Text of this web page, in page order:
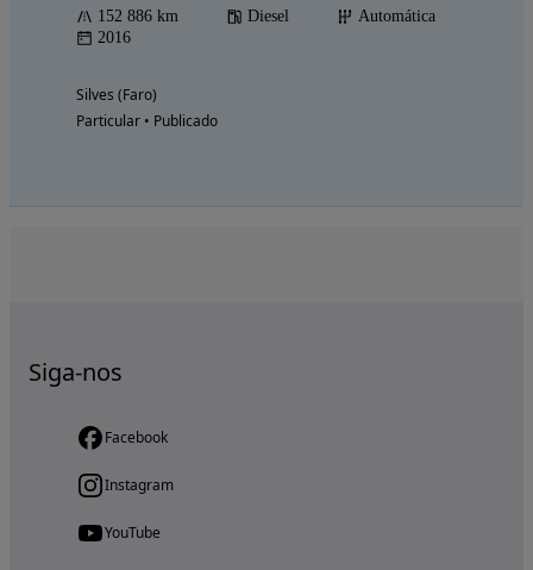
152 886 km Diesel
Automática
2016
Silves (Faro)
Particular • Publicado
Siga-nos
Facebook
Instagram
YouTube